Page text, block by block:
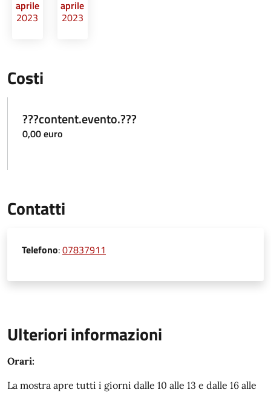
aprile
2023
aprile
2023
Costi
???content.evento.???
0,00 euro
Contatti
Telefono:07837911
Ulteriori informazioni
Orari:
La mostra apre tutti i giorni dalle 10 alle 13 e dalle 16 alle